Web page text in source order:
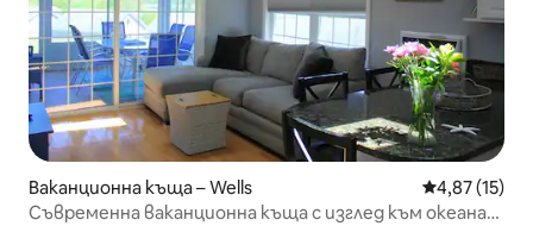
Ваканционна къща – Wells Средна
4,87 (15)
Съвременна ваканционна къща с изглед към океана